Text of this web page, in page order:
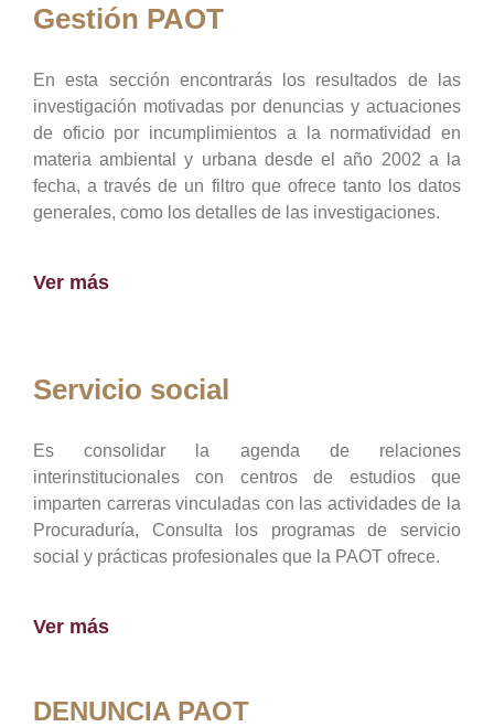
Gestión PAOT
En esta sección encontrarás los resultados de las
investigación motivadas por denuncias y actuaciones
de oficio por incumplimientos a la normatividad en
materia ambiental y urbana desde el año 2002 a la
fecha, a través de un filtro que ofrece tanto los datos
generales, como los detalles de las investigaciones.
Ver más
Servicio social
Es consolidar la agenda de relaciones
interinstitucionales con centros de estudios que
imparten carreras vinculadas con las actividades de la
Procuraduría, Consulta los programas de servicio
social y prácticas profesionales que la PAOT ofrece.
Ver más
DENUNCIA PAOT